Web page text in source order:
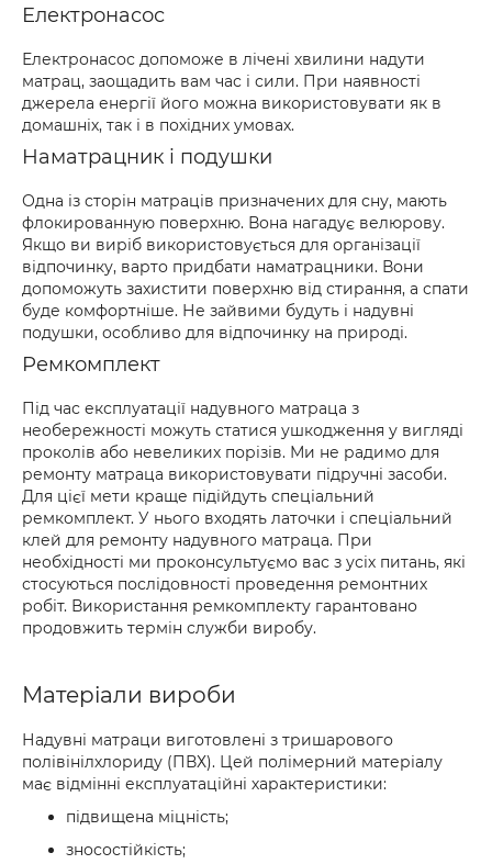
Електронасос
Електронасос допоможе в лічені хвилини надути
матрац, заощадить вам час і сили. При наявності
джерела енергії його можна використовувати як в
домашніх, так і в похідних умовах.
Наматрацник і подушки
Одна із сторін матраців призначених для сну, мають
флокированную поверхню. Вона нагадує велюрову.
Якщо ви виріб використовується для організації
відпочинку, варто придбати наматрацники. Вони
допоможуть захистити поверхню від стирання, а спати
буде комфортніше. Не зайвими будуть і надувні
подушки, особливо для відпочинку на природі.
Ремкомплект
Під час експлуатації надувного матраца з
необережності можуть статися ушкодження у вигляді
проколів або невеликих порізів. Ми не радимо для
ремонту матраца використовувати підручні засоби.
Для цієї мети краще підійдуть спеціальний
ремкомплект. У нього входять латочки і спеціальний
клей для ремонту надувного матраца. При
необхідності ми проконсультуємо вас з усіх питань, які
стосуються послідовності проведення ремонтних
робіт. Використання ремкомплекту гарантовано
продовжить термін служби виробу.
Матеріали вироби
Надувні матраци виготовлені з тришарового
полівінілхлориду (ПВХ). Цей полімерний матеріалу
має відмінні експлуатаційні характеристики:
підвищена міцність;
зносостійкість;